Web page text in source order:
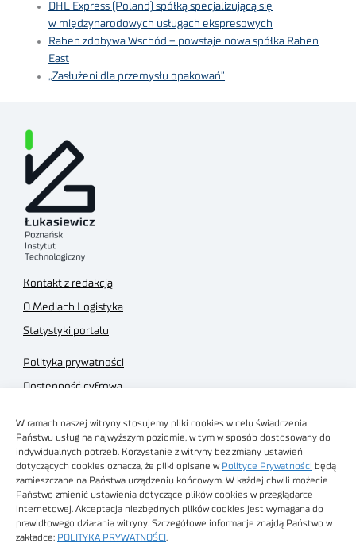
W ramach naszej witryny stosujemy pliki cookies w celu świadczenia
Państwu usług na najwyższym poziomie, w tym w sposób dostosowany do
indywidualnych potrzeb. Korzystanie z witryny bez zmiany ustawień
dotyczących cookies oznacza, że pliki opisane w Polityce Prywatności będą
zamieszczane na Państwa urządzeniu końcowym. W każdej chwili możecie
Państwo zmienić ustawienia dotyczące plików cookies w przeglądarce
internetowej. Akceptacja niezbędnych plików cookies jest wymagana do
prawidłowego działania witryny. Szczegółowe informacje znajdą Państwo w
zakładce: POLITYKA PRYWATNOŚCI
DHL Express (Poland) spółką specjalizującą się
w międzynarodowych usługach ekspresowych
Raben zdobywa Wschód – powstaje nowa spółka Raben
East
„Zasłużeni dla przemysłu opakowań”
Kontakt z redakcją
O Mediach Logistyka
Statystyki portalu
Polityka prywatności
Dostępność cyfrowa
Regulamin sklepu
Obrazy stockowe
autorstwa